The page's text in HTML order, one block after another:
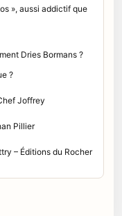
», aussi addictif que
Dries Bormans ?
?
Joffrey
Pillier
– Éditions du Rocher